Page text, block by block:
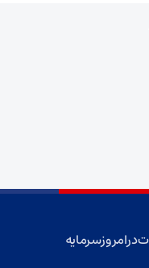
در امروز سرمایه